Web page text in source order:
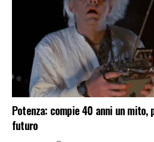
Potenza: compie 40 anni un mito,
futuro